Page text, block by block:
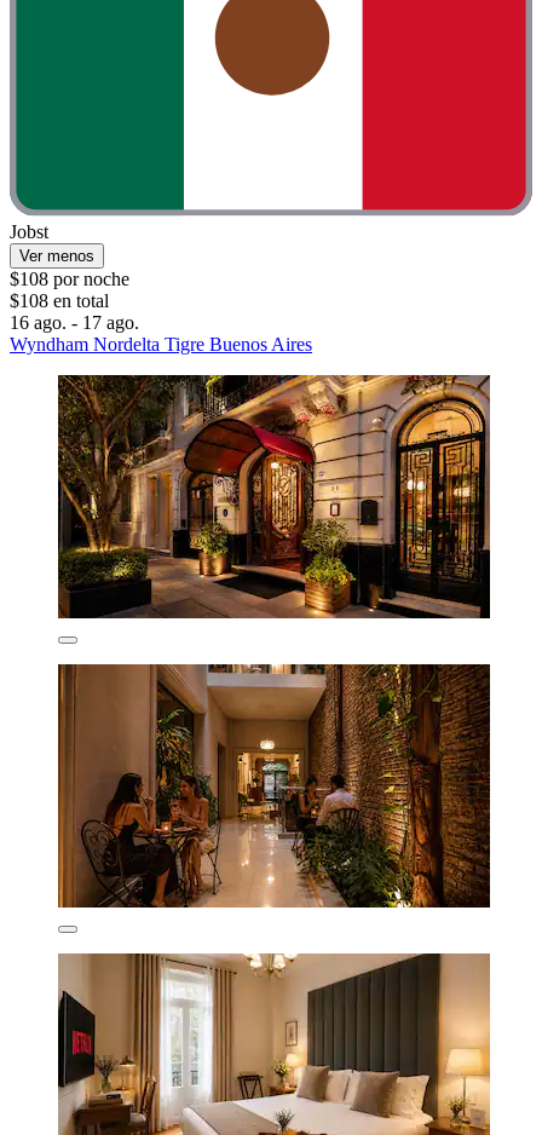
Jobst
Ver menos
$108 por noche
$108 en total
16 ago. - 17 ago.
Wyndham Nordelta Tigre Buenos Aires